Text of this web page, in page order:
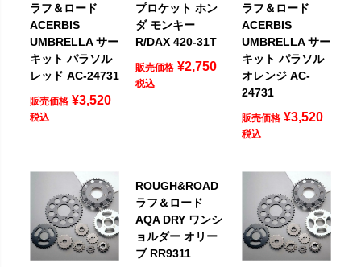
ラフ＆ロード
ACERBIS
UMBRELLA サー
キット パラソル
レッド AC-24731
販売価格 ¥3,520
税込
プロケット ホン
ダ モンキー
R/DAX 420-31T
販売価格 ¥2,750
税込
ラフ＆ロード
ACERBIS
UMBRELLA サー
キット パラソル
オレンジ AC-
24731
販売価格 ¥3,520
税込
ROUGH&ROAD
ラフ＆ロード
AQA DRY ワンシ
ョルダー オリー
ブ RR9311